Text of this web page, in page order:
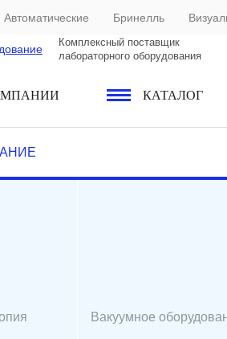
Автоматические Бринелль
Комплексный поставщик
лабораторного оборудования
КАТАЛОГ
Вакуумное